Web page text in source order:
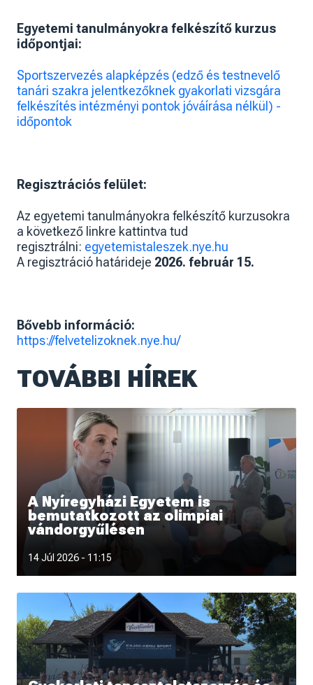
Egyetemi tanulmányokra felkészítő kurzus
időpontjai:
Sportszervezés alapképzés (edző és testnevelő
tanári szakra jelentkezőknek gyakorlati vizsgára
felkészítés intézményi pontok jóváírása nélkül) -
időpontok
Regisztrációs felület:
Az egyetemi tanulmányokra felkészítő kurzusokra
a következő linkre kattintva tud
regisztrálni: egyetemistaleszek.nye.hu
A regisztráció határideje 2026. február 15.
Bővebb információ:
https://felvetelizoknek.nye.hu/
TOVÁBBI HÍREK
A Nyíregyházi Egyetem is
bemutatkozott az olimpiai
vándorgyűlésen
14 Júl 2026 - 11:15